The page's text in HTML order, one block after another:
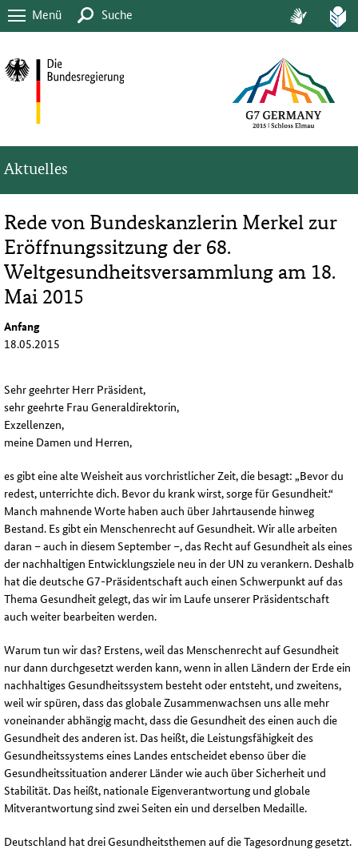
Menü Suche
Aktuelles
Rede von Bundeskanzlerin Merkel zur
Eröffnungssitzung der 68.
Weltgesundheitsversammlung am 18.
Mai 2015
Anfang
18.05.2015
Sehr geehrter Herr Präsident,
sehr geehrte Frau Generaldirektorin,
Exzellenzen,
meine Damen und Herren,
es gibt eine alte Weisheit aus vorchristlicher Zeit, die besagt: „Bevor du
redest, unterrichte dich. Bevor du krank wirst, sorge für Gesundheit.“
Manch mahnende Worte haben auch über Jahrtausende hinweg
Bestand. Es gibt ein Menschenrecht auf Gesundheit. Wir alle arbeiten
daran – auch in diesem September –, das Recht auf Gesundheit als eines
der nachhaltigen Entwicklungsziele neu in der UN zu verankern. Deshalb
hat die deutsche G7-Präsidentschaft auch einen Schwerpunkt auf das
Thema Gesundheit gelegt, das wir im Laufe unserer Präsidentschaft
auch weiter bearbeiten werden.
Warum tun wir das? Erstens, weil das Menschenrecht auf Gesundheit
nur dann durchgesetzt werden kann, wenn in allen Ländern der Erde ein
nachhaltiges Gesundheitssystem besteht oder entsteht, und zweitens,
weil wir spüren, dass das globale Zusammenwachsen uns alle mehr
voneinander abhängig macht, dass die Gesundheit des einen auch die
Gesundheit des anderen ist. Das heißt, die Leistungsfähigkeit des
Gesundheitssystems eines Landes entscheidet ebenso über die
Gesundheitssituation anderer Länder wie auch über Sicherheit und
Stabilität. Das heißt, nationale Eigenverantwortung und globale
Mitverantwortung sind zwei Seiten ein und derselben Medaille.
Deutschland hat drei Gesundheitsthemen auf die Tagesordnung gesetzt.